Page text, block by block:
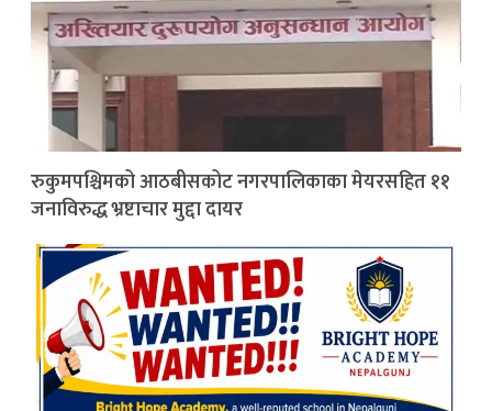
रुकुमपश्चिमको आठबीसकोट नगरपालिकाका मेयरसहित ११
जनाविरुद्ध भ्रष्टाचार मुद्दा दायर